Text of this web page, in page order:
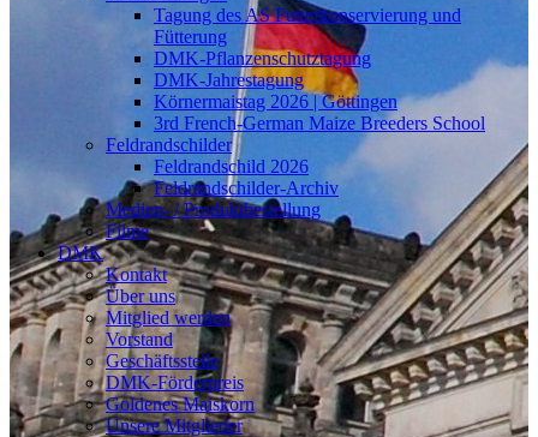
Tagung des AS Futterkonservierung und
Fütterung
DMK-Pflanzenschutztagung
DMK-Jahrestagung
Körnermaistag 2026 | Göttingen
3rd French-German Maize Breeders School
Feldrandschilder
Feldrandschild 2026
Feldrandschilder-Archiv
Medien- / Produktbestellung
Filme
DMK
Kontakt
Über uns
Mitglied werden
Vorstand
Geschäftsstelle
DMK-Förderpreis
Goldenes Maiskorn
Unsere Mitglieder